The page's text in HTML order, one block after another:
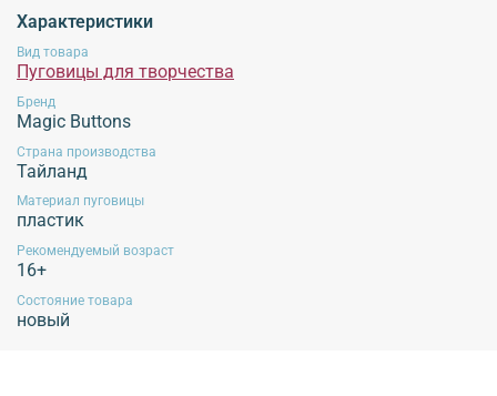
собой право вносить изменения в дизайн, количество и
комплектацию изделия без предварительного уведомления.
Количество: 2 штуки.
Характеристики
Вид товара
Пуговицы для творчества
Бренд
Magic Buttons
Страна производства
Тайланд
Материал пуговицы
пластик
Рекомендуемый возраст
16+
Состояние товара
новый